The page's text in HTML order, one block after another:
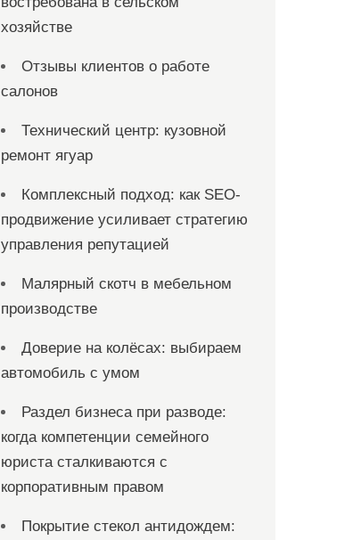
хозяйстве
Отзывы клиентов о работе
салонов
Технический центр: кузовной
ремонт ягуар
Комплексный подход: как SEO-
продвижение усиливает стратегию
управления репутацией
Малярный скотч в мебельном
производстве
Доверие на колёсах: выбираем
автомобиль с умом
Раздел бизнеса при разводе:
когда компетенции семейного
юриста сталкиваются с
корпоративным правом
Покрытие стекол антидождем: